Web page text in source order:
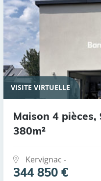
VISITE VIRTUELLE
Maison 4 pièces,
380m²
Kervignac -
344 850 €